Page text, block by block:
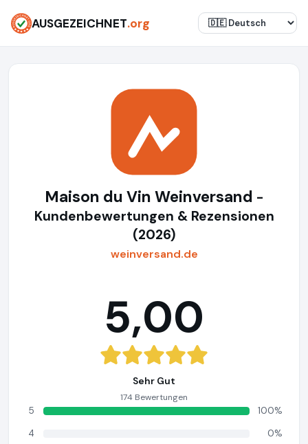
AUSGEZEICHNET.org
Maison du Vin Weinversand -
Kundenbewertungen & Rezensionen
(2026)
weinversand.de
5,00
Sehr Gut
174 Bewertungen
5
100%
4
0%